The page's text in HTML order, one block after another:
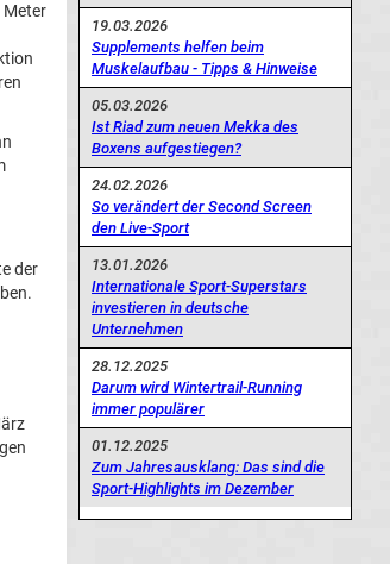
Meter
der
19.03.2026
Supplements helfen beim
Muskelaufbau - Tipps & Hinweise
05.03.2026
Ist Riad zum neuen Mekka des
Boxens aufgestiegen?
24.02.2026
So verändert der Second Screen
den Live-Sport
13.01.2026
Internationale Sport-Superstars
investieren in deutsche
Unternehmen
28.12.2025
Darum wird Wintertrail-Running
immer populärer
01.12.2025
Zum Jahresausklang: Das sind die
Sport-Highlights im Dezember